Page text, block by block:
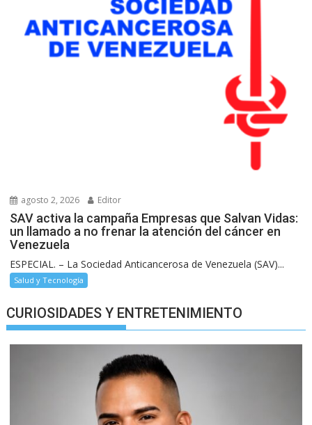
agosto 2, 2026 Editor
SAV activa la campaña Empresas que Salvan Vidas:
un llamado a no frenar la atención del cáncer en
Venezuela
ESPECIAL. – La Sociedad Anticancerosa de Venezuela (SAV)...
Salud y Tecnología
CURIOSIDADES Y ENTRETENIMIENTO